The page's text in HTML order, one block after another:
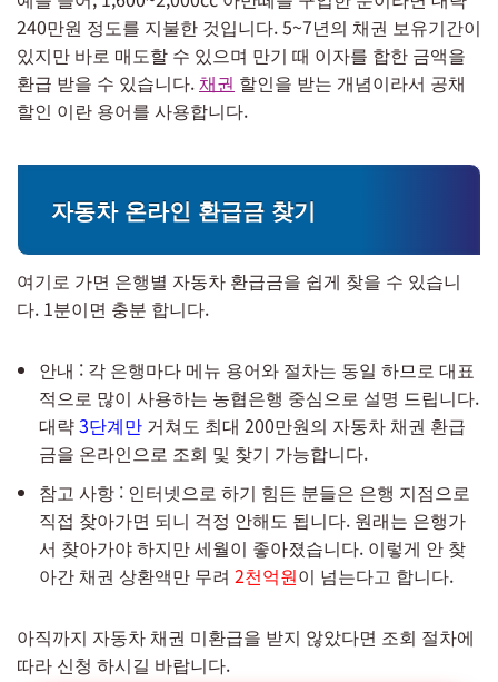
240만원 정도를 지불한 것입니다. 5~7년의 채권 보유기간이
있지만 바로 매도할 수 있으며 만기 때 이자를 합한 금액을
환급 받을 수 있습니다.채권 할인을 받는 개념이라서 공채
할인 이란 용어를 사용합니다.
자동차 온라인 환급금 찾기
여기로 가면 은행별 자동차 환급금을 쉽게 찾을 수 있습니
다. 1분이면 충분 합니다.
안내 : 각 은행마다 메뉴 용어와 절차는 동일 하므로 대표
적으로 많이 사용하는 농협은행 중심으로 설명 드립니다.
대략3단계만 거쳐도 최대 200만원의 자동차 채권 환급
금을 온라인으로 조회 및 찾기 가능합니다.
참고 사항 : 인터넷으로 하기 힘든 분들은 은행 지점으로
직접 찾아가면 되니 걱정 안해도 됩니다. 원래는 은행가
서 찾아가야 하지만 세월이 좋아졌습니다. 이렇게 안 찾
아간 채권 상환액만 무려 2천억원이 넘는다고 합니다.
아직까지 자동차 채권 미환급을 받지 않았다면 조회 절차에
따라 신청 하시길 바랍니다.